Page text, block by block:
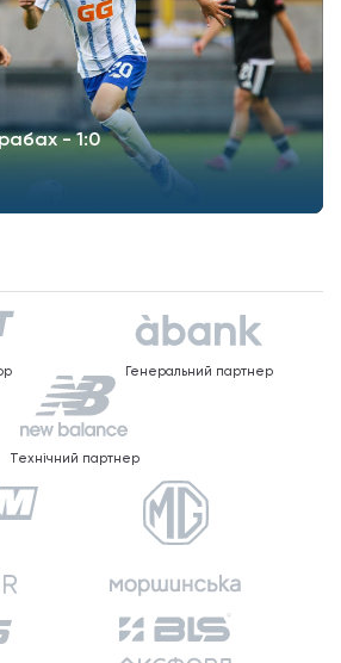
- 1:0
Генеральний партнер
Технічний партнер